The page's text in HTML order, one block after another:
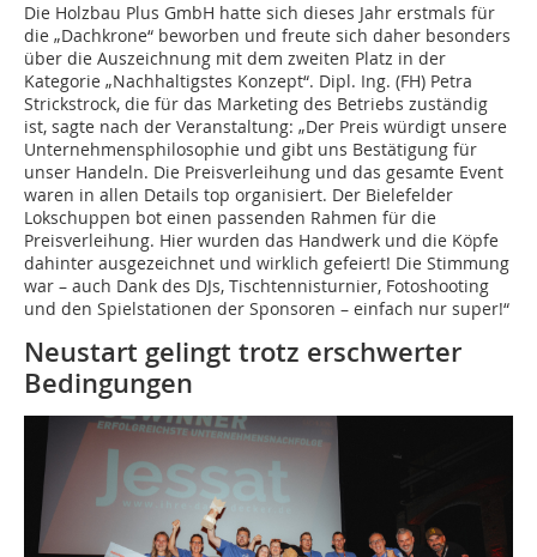
Die Holzbau Plus GmbH hatte sich dieses Jahr erstmals für
die „Dachkrone“ beworben und freute sich daher besonders
über die Auszeichnung mit dem zweiten Platz in der
Kategorie „Nachhaltigstes Konzept“. Dipl. Ing. (FH) Petra
Strickstrock, die für das Marketing des Betriebs zuständig
ist, sagte nach der Veranstaltung: „Der Preis würdigt unsere
Unternehmensphilosophie und gibt uns Bestätigung für
unser Handeln. Die Preisverleihung und das gesamte Event
waren in allen Details top organisiert. Der Bielefelder
Lokschuppen bot einen passenden Rahmen für die
Preisverleihung. Hier wurden das Handwerk und die Köpfe
dahinter ausgezeichnet und wirklich gefeiert! Die Stimmung
war – auch Dank des DJs, Tischtennisturnier, Fotoshooting
und den Spielstationen der Sponsoren – einfach nur super!“
Neustart gelingt trotz erschwerter
Bedingungen